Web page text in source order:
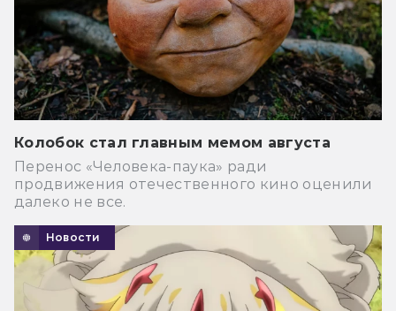
Колобок стал главным мемом августа
Перенос «Человека-паука» ради
продвижения отечественного кино оценили
далеко не все.
Новости